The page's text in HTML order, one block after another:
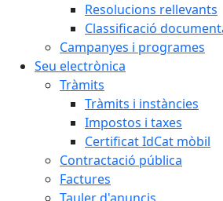
Resolucions rellevants
Classificació
Campanyes i programes
Seu electrònica
Tràmits
Tràmits i instàncies
Impostos i taxes
Certificat IdCat mòbil
Contractació pública
Factures